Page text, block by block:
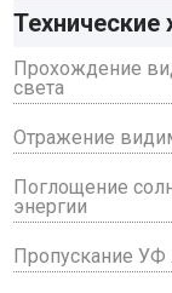
Технические
Прохождение
света
Отражение
Поглощение
энергии
Пропускание УФ